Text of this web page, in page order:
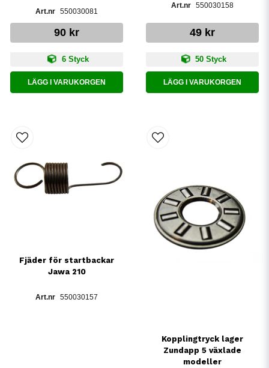
550030081
90 kr
6 Styck
LÄGG I VARUKORGEN
550030158
49 kr
50 Styck
LÄGG I VARUKORGEN
Fjäder för startbackar
Jawa 210
550030157
Kopplingtryck lager
Zundapp 5 växlade
modeller